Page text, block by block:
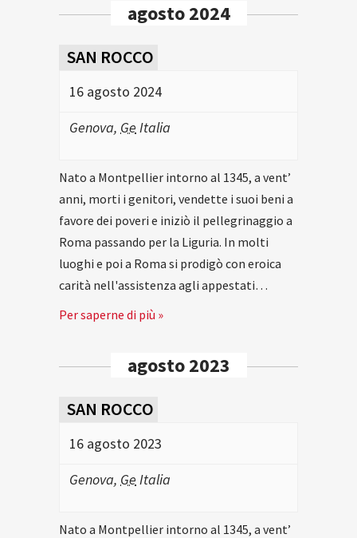
agosto 2024
SAN ROCCO
16 agosto 2024
Genova, Ge Italia
Nato a Montpellier intorno al 1345, a vent’
anni, morti i genitori, vendette i suoi beni a
favore dei poveri e iniziò il pellegrinaggio a
Roma passando per la Liguria. In molti
luoghi e poi a Roma si prodigò con eroica
carità nell'assistenza agli appestati…
Per saperne di più »
agosto 2023
SAN ROCCO
16 agosto 2023
Genova, Ge Italia
Nato a Montpellier intorno al 1345, a vent’